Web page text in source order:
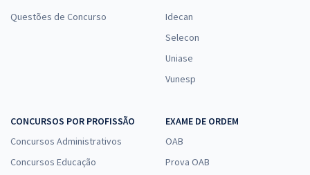
Questões de Concurso
Idecan
Selecon
Uniase
Vunesp
CONCURSOS POR PROFISSÃO
Concursos Administrativos
Concursos Educação
EXAME DE ORDEM
OAB
Prova OAB